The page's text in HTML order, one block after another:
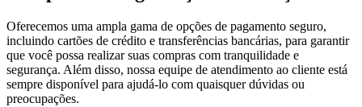
Oferecemos uma ampla gama de opções de pagamento seguro,
incluindo cartões de crédito e transferências bancárias, para garantir
que você possa realizar suas compras com tranquilidade e
segurança. Além disso, nossa equipe de atendimento ao cliente está
sempre disponível para ajudá-lo com quaisquer dúvidas ou
preocupações.